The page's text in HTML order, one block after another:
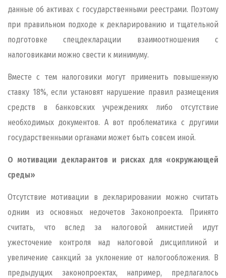
данные об активах с государственными реестрами. Поэтому
при правильном подходе к декларированию и тщательной
подготовке спецдекларации взаимоотношения с
налоговиками можно свести к минимуму.
Вместе с тем налоговики могут применить повышенную
ставку 18%, если установят нарушение правил размещения
средств в банковских учреждениях либо отсутствие
необходимых документов. А вот проблематика с другими
государственными органами может быть совсем иной.
О мотивации декларантов и рисках для «окружающей
среды»
Отсутствие мотивации в декларировании можно считать
одним из основных недочетов Законопроекта. Принято
считать, что вслед за налоговой амнистией идут
ужесточение контроля над налоговой дисциплиной и
увеличение санкций за уклонение от налогообложения. В
предыдущих законопроектах, например, предлагалось